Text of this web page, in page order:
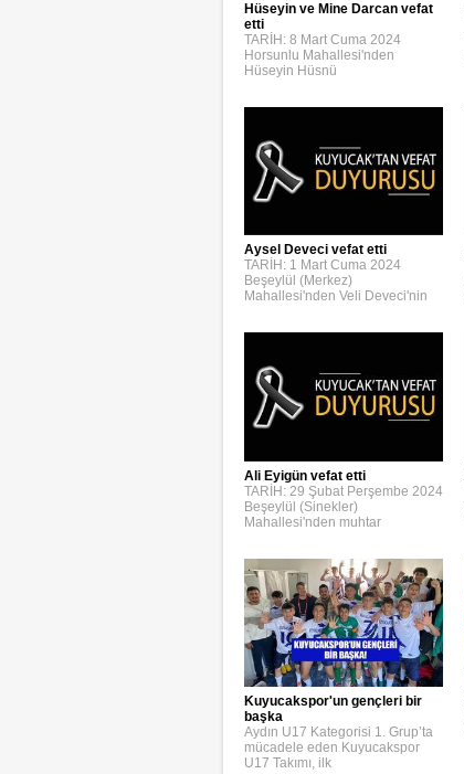
Hüseyin ve Mine Darcan vefat
etti
TARİH: 8 Mart Cuma 2024
Horsunlu Mahallesi'nden
Hüseyin Hüsnü
Aysel Deveci vefat etti
TARİH: 1 Mart Cuma 2024
Beşeylül (Merkez)
Mahallesi'nden Veli Deveci'nin
Ali Eyigün vefat etti
TARİH: 29 Şubat Perşembe 2024
Beşeylül (Sinekler)
Mahallesi'nden muhtar
Kuyucakspor'un gençleri bir
başka
Aydın U17 Kategorisi 1. Grup’ta
mücadele eden Kuyucakspor
U17 Takımı, ilk